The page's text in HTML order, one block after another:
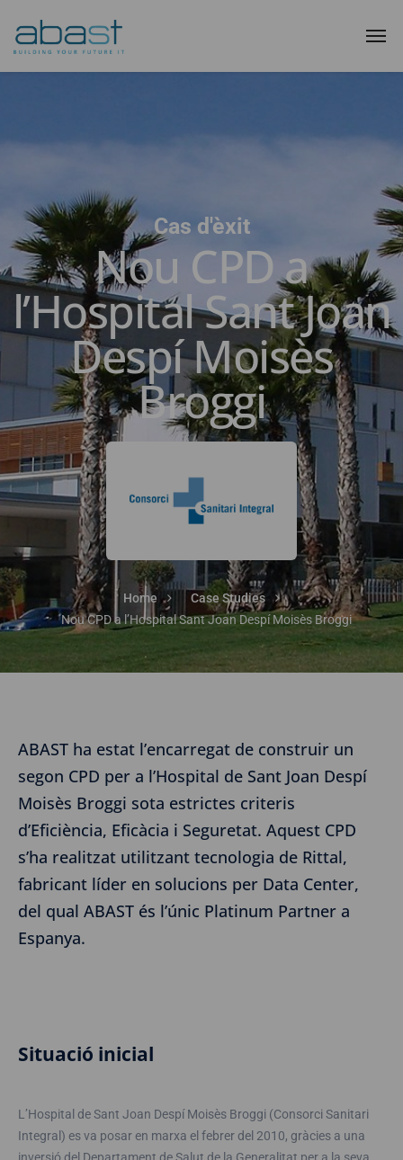
Cas d'èxit
Nou CPD a
l’Hospital Sant Joan
Despí Moisès
Broggi
Home
Case Studies
Nou CPD a l’Hospital Sant Joan Despí Moisès Broggi
ABAST ha estat l’encarregat de construir un
segon CPD per a l’Hospital de Sant Joan Despí
Moisès Broggi sota estrictes criteris
d’Eficiència, Eficàcia i Seguretat. Aquest CPD
s’ha realitzat utilitzant tecnologia de Rittal,
fabricant líder en solucions per Data Center,
del qual ABAST és l’únic Platinum Partner a
Espanya.
Situació inicial
L’Hospital de Sant Joan Despí Moisès Broggi (Consorci Sanitari
Integral) es va posar en marxa el febrer del 2010, gràcies a una